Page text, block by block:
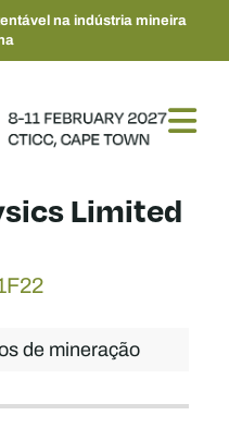
na indústria mineira
Limited
de mineração